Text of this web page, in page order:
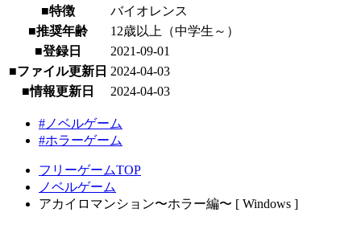
■特徴
バイオレンス
■推奨年齢
12歳以上（中学生～）
■登録日
2021-09-01
■ファイル更新日 2024-04-03
■情報更新日
2024-04-03
#ノベルゲーム
#ホラーゲーム
フリーゲームTOP
ノベルゲーム
アカイロマンション〜ホラー編〜 [ Windows ]